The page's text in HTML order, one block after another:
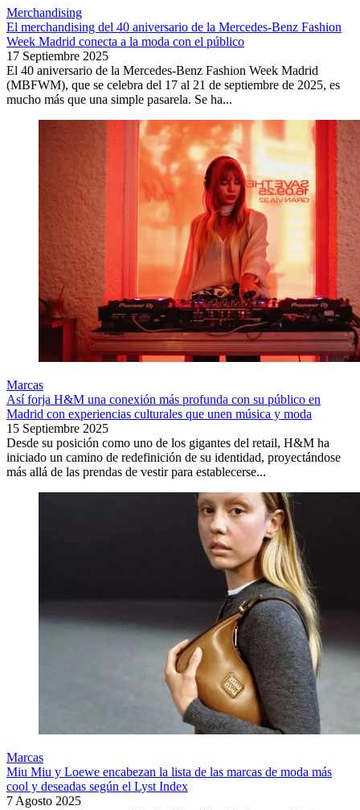
Merchandising
El merchandising del 40 aniversario de la Mercedes-Benz Fashion
Week Madrid conecta a la moda con el público
17 Septiembre 2025
El 40 aniversario de la Mercedes-Benz Fashion Week Madrid
(MBFWM), que se celebra del 17 al 21 de septiembre de 2025, es
mucho más que una simple pasarela. Se ha...
Marcas
Así forja H&M una conexión más profunda con su público en
Madrid con experiencias culturales que unen música y moda
15 Septiembre 2025
Desde su posición como uno de los gigantes del retail, H&M ha
iniciado un camino de redefinición de su identidad, proyectándose
más allá de las prendas de vestir para establecerse...
Marcas
Miu Miu y Loewe encabezan la lista de las marcas de moda más
cool y deseadas según el Lyst Index
7 Agosto 2025